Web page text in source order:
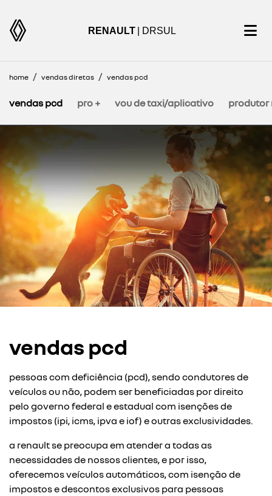
RENAULT | DRSUL
home vendas diretas vendas pcd
pro +
vendas pcd vou de taxi/aplicativo produtor
vendas pcd
pessoas com deficiência (pcd), sendo condutores de
veículos ou não, podem ser beneficiadas por direito
pelo governo federal e estadual com isenções de
impostos (ipi, icms, ipva e iof) e outras exclusividades.
a renault se preocupa em atender a todas as
necessidades de nossos clientes, e por isso,
oferecemos veículos automáticos, com isenção de
impostos e descontos exclusivos para pessoas